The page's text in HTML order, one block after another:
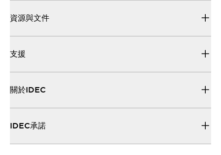
資源與文件
支援
關於IDEC
IDEC承諾